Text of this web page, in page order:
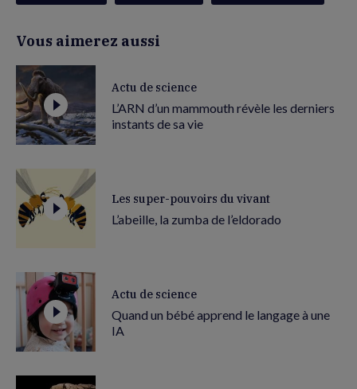
Vous aimerez aussi
Actu de science
L’ARN d’un mammouth révèle les derniers
instants de sa vie
Les super-pouvoirs du vivant
L’abeille, la zumba de l’eldorado
Actu de science
Quand un bébé apprend le langage à une
IA